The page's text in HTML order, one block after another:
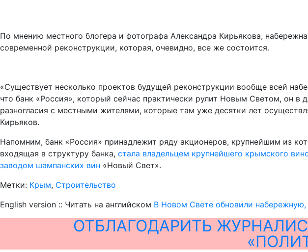
По мнению местного блогера и фотографа Александра Кирьякова,
современной реконструкции, которая, очевидно, все же состоится.
«Существует несколько проектов будущей реконструкции вообще всей
что банк «Россия», который сейчас практически рулит Новым Светом, он в
разногласия с местными жителями, которые там уже десятки лет
Кирьяков.
Напомним, банк «Россия» принадлежит ряду акционеров, крупнейшим из
входящая в структуру банка, стала владельцем крупнейшего крымского
заводом шампанских вин «Новый Свет».
Метки: Крым, Строительство
English version :: Читать на английском В Новом Свете обновили
ОТБЛАГОДАРИТЬ